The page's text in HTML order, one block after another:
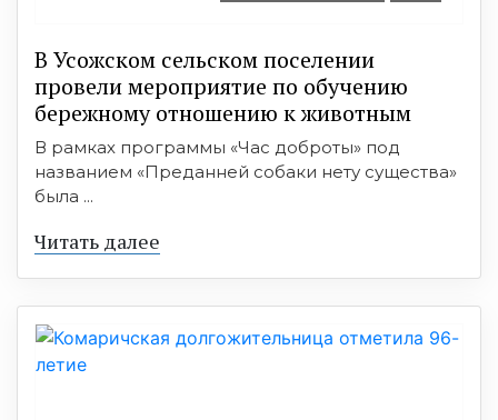
В Усожском сельском поселении
провели мероприятие по обучению
бережному отношению к животным
В рамках программы «Час доброты» под
названием «Преданней собаки нету существа»
была ...
Читать далее